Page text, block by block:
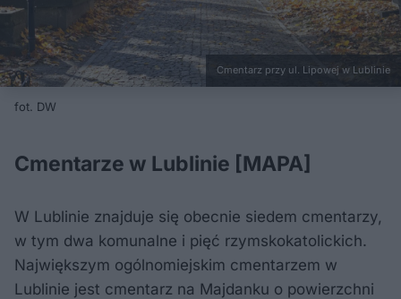
Cmentarz przy ul. Lipowej w Lublinie
fot. DW
Cmentarze w Lublinie [MAPA]
W Lublinie znajduje się obecnie siedem cmentarzy,
w tym dwa komunalne i pięć rzymskokatolickich.
Największym ogólnomiejskim cmentarzem w
Lublinie jest cmentarz na Majdanku o powierzchni